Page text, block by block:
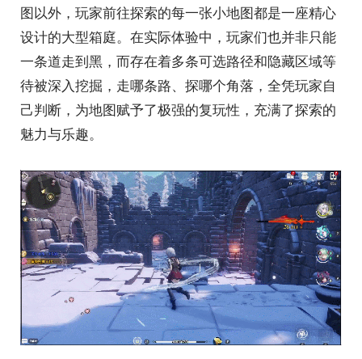
图以外，玩家前往探索的每一张小地图都是一座精心
设计的大型箱庭。在实际体验中，玩家们也并非只能
一条道走到黑，而存在着多条可选路径和隐藏区域等
待被深入挖掘，走哪条路、探哪个角落，全凭玩家自
己判断，为地图赋予了极强的复玩性，充满了探索的
魅力与乐趣。